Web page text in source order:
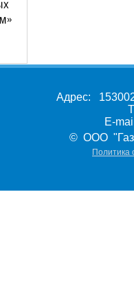
Адрес:
E-
© ООО
Политика